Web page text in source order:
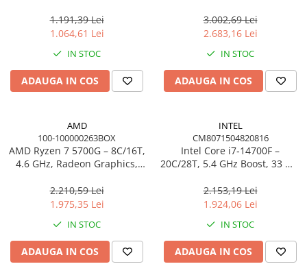
1.191,39 Lei
1.064,61 Lei
IN STOC
ADAUGA IN COS
3.002,69 Lei
2.683,16 Lei
IN STOC
ADAUGA IN COS
AMD
100-100000263BOX
AMD Ryzen 7 5700G – 8C/16T,
4.6 GHz, Radeon Graphics,
2.210,59 Lei
1.975,35 Lei
IN STOC
ADAUGA IN COS
INTEL
CM8071504820816
Intel Core i7‑14700F –
20C/28T, 5.4 GHz Boost, 33 MB
2.153,19 Lei
1.924,06 Lei
IN STOC
ADAUGA IN COS